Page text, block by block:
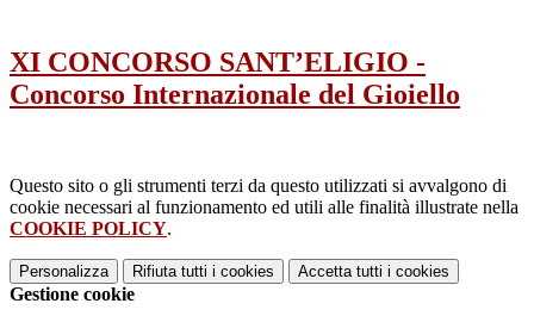
XI CONCORSO SANT’ELIGIO -
Concorso Internazionale del Gioiello
Questo sito o gli strumenti terzi da questo utilizzati si avvalgono di
cookie necessari al funzionamento ed utili alle finalità illustrate nella
COOKIE POLICY.
Personalizza Rifiuta tutti i cookies Accetta tutti i cookies
Gestione cookie